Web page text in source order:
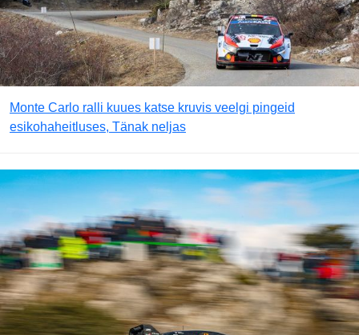
Monte Carlo ralli kuues katse kruvis veelgi pingeid
esikohaheitluses, Tänak neljas